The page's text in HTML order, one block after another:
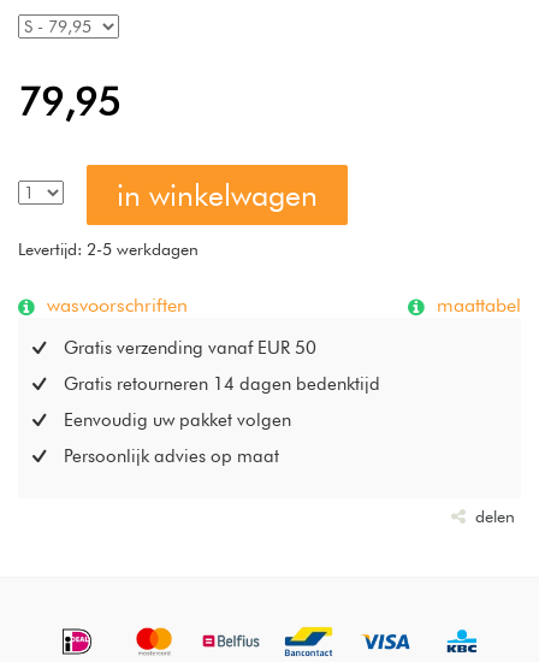
79,95
in winkelwagen
Levertijd: 2-5 werkdagen
wasvoorschriften maattabel
Gratis verzending vanaf EUR 50
Gratis retourneren 14 dagen bedenktijd
Eenvoudig uw pakket volgen
Persoonlijk advies op maat
delen